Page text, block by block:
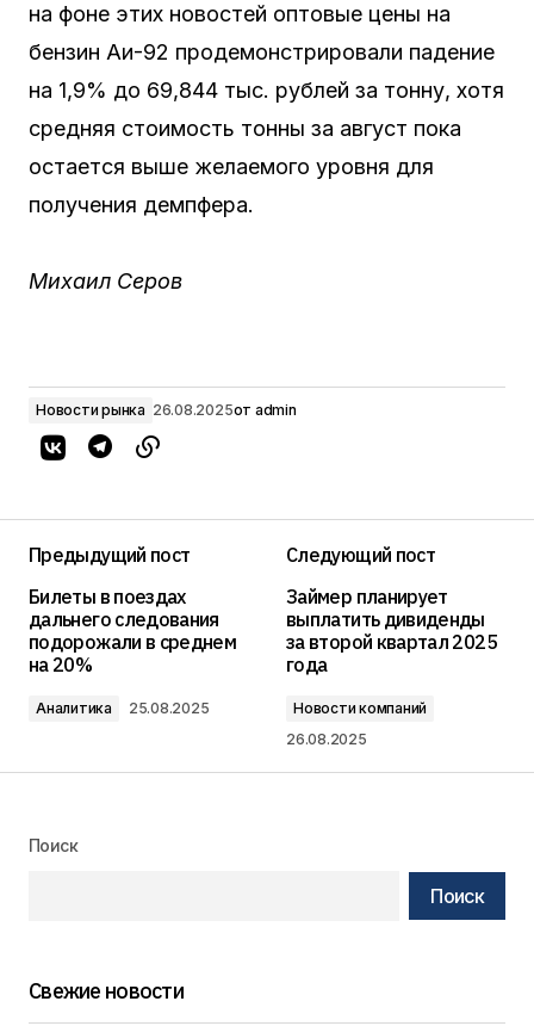
на фоне этих новостей оптовые цены на
бензин Аи-92 продемонстрировали падение
на 1,9% до 69,844 тыс. рублей за тонну, хотя
средняя стоимость тонны за август пока
остается выше желаемого уровня для
получения демпфера.
Михаил Серов
Новости рынка 26.08.2025от admin
Предыдущий пост
Билеты в поездах
дальнего следования
подорожали в среднем
на 20%
Аналитика 25.08.2025
Следующий пост
Займер планирует
выплатить дивиденды
за второй квартал 2025
года
Новости компаний
26.08.2025
Поиск
Поиск
Свежие новости